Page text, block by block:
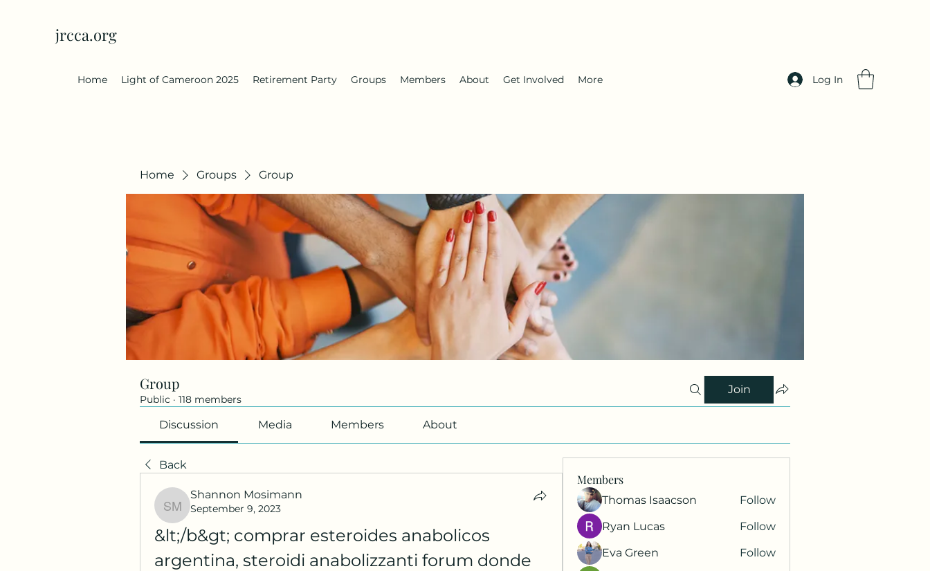
jrcca.org
Home Light of Cameroon 2025 Retirement Party Groups Members About Get Involved More Log In
Home Groups Group
Group
Public · 118 members
Join
Discussion Media Members About
Back
Shannon Mosimann
Shannon Mosimann
September 9, 2023
&lt;/b&gt; comprar esteroides anabolicos
argentina, steroidi anabolizzanti forum donde
Members
Thomas Isaacson
Follow
Ryan Lucas
Follow
Eva Green
Follow